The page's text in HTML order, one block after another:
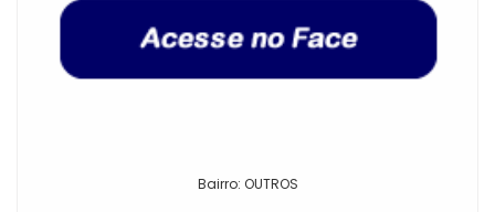
Bairro: OUTROS